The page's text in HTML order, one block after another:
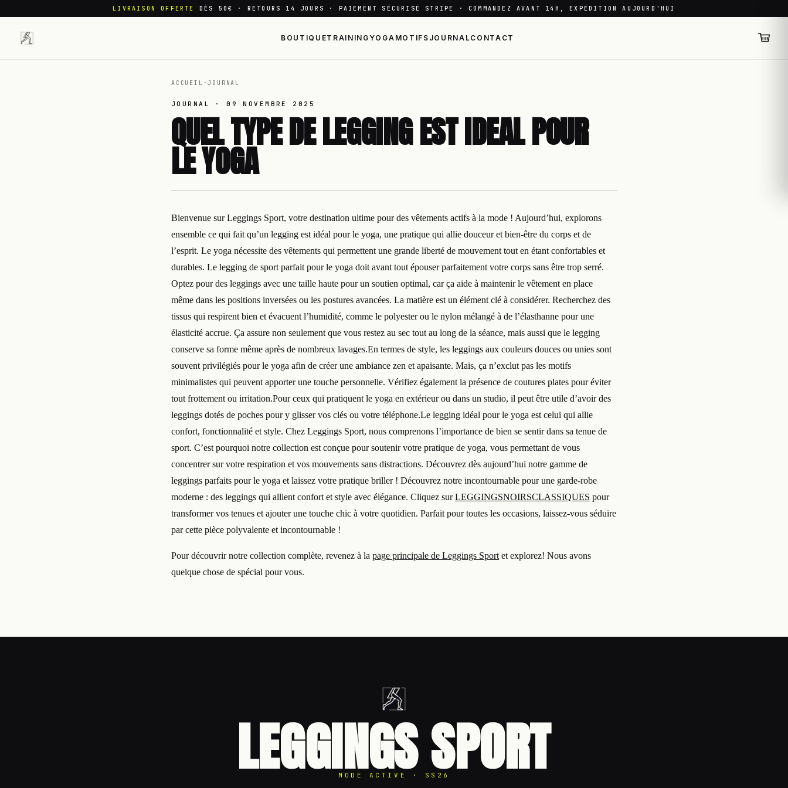
LIVRAISON OFFERTE DÈS 50€ · RETOURS 14 JOURS · PAIEMENT SÉCURISÉ STRIPE · COMMANDEZ AVANT 14H, EXPÉDITION AUJOURD'HUI
BOUTIQUETRAINING YOGA MOTIFS JOURNALCONTACT
ACCUEIL ·JOURNAL
JOURNAL ·09 NOVEMBRE 2025
QUEL TYPE DE LEGGING EST IDEAL POUR
LE YOGA
Bienvenue sur Leggings Sport, votre destination ultime pour des vêtements actifs à la mode ! Aujourd’hui, explorons
ensemble ce qui fait qu’un legging est idéal pour le yoga, une pratique qui allie douceur et bien-être du corps et de
l’esprit. Le yoga nécessite des vêtements qui permettent une grande liberté de mouvement tout en étant confortables et
durables. Le legging de sport parfait pour le yoga doit avant tout épouser parfaitement votre corps sans être trop serré.
Optez pour des leggings avec une taille haute pour un soutien optimal, car ça aide à maintenir le vêtement en place
même dans les positions inversées ou les postures avancées. La matière est un élément clé à considérer. Recherchez des
tissus qui respirent bien et évacuent l’humidité, comme le polyester ou le nylon mélangé à de l’élasthanne pour une
élasticité accrue. Ça assure non seulement que vous restez au sec tout au long de la séance, mais aussi que le legging
conserve sa forme même après de nombreux lavages.En termes de style, les leggings aux couleurs douces ou unies sont
souvent privilégiés pour le yoga afin de créer une ambiance zen et apaisante. Mais, ça n’exclut pas les motifs
minimalistes qui peuvent apporter une touche personnelle. Vérifiez également la présence de coutures plates pour éviter
tout frottement ou irritation.Pour ceux qui pratiquent le yoga en extérieur ou dans un studio, il peut être utile d’avoir des
leggings dotés de poches pour y glisser vos clés ou votre téléphone.Le legging idéal pour le yoga est celui qui allie
confort, fonctionnalité et style. Chez Leggings Sport, nous comprenons l’importance de bien se sentir dans sa tenue de
sport. C’est pourquoi notre collection est conçue pour soutenir votre pratique de yoga, vous permettant de vous
concentrer sur votre respiration et vos mouvements sans distractions. Découvrez dès aujourd’hui notre gamme de
leggings parfaits pour le yoga et laissez votre pratique briller ! Découvrez notre incontournable pour une garde-robe
moderne : des leggings qui allient confort et style avec élégance. Cliquez surLEGGINGSNOIRSCLASSIQUES pour
transformer vos tenues et ajouter une touche chic à votre quotidien. Parfait pour toutes les occasions, laissez-vous séduire
par cette pièce polyvalente et incontournable !
Pour découvrir notre collection complète, revenez à la page principale de Leggings Sport et explorez! Nous avons
quelque chose de spécial pour vous.
LEGGINGS SPORT
MODE ACTIVE · SS26